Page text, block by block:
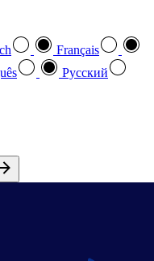
Français
Pусский